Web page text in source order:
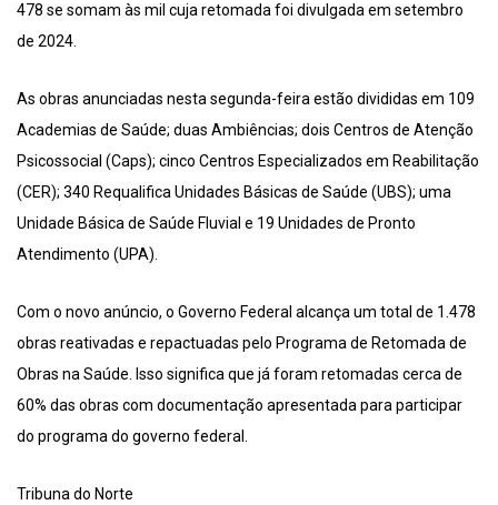
478 se somam às mil cuja retomada foi divulgada em setembro
de 2024.
As obras anunciadas nesta segunda-feira estão divididas em 109
Academias de Saúde; duas Ambiências; dois Centros de Atenção
Psicossocial (Caps); cinco Centros Especializados em Reabilitação
(CER); 340 Requalifica Unidades Básicas de Saúde (UBS); uma
Unidade Básica de Saúde Fluvial e 19 Unidades de Pronto
Atendimento (UPA).
Com o novo anúncio, o Governo Federal alcança um total de 1.478
obras reativadas e repactuadas pelo Programa de Retomada de
Obras na Saúde. Isso significa que já foram retomadas cerca de
60% das obras com documentação apresentada para participar
do programa do governo federal.
Tribuna do Norte